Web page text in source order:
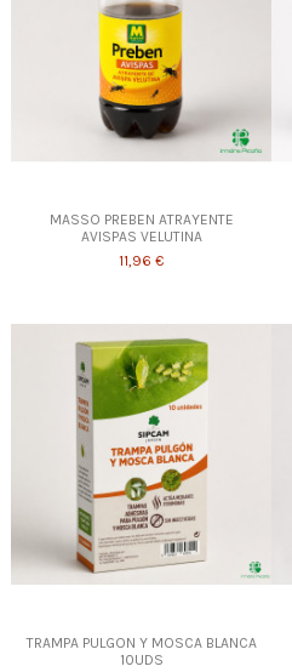
MASSO PREBEN ATRAYENTE
AVISPAS VELUTINA
11,96 €
TRAMPA PULGON Y MOSCA BLANCA
10UDS